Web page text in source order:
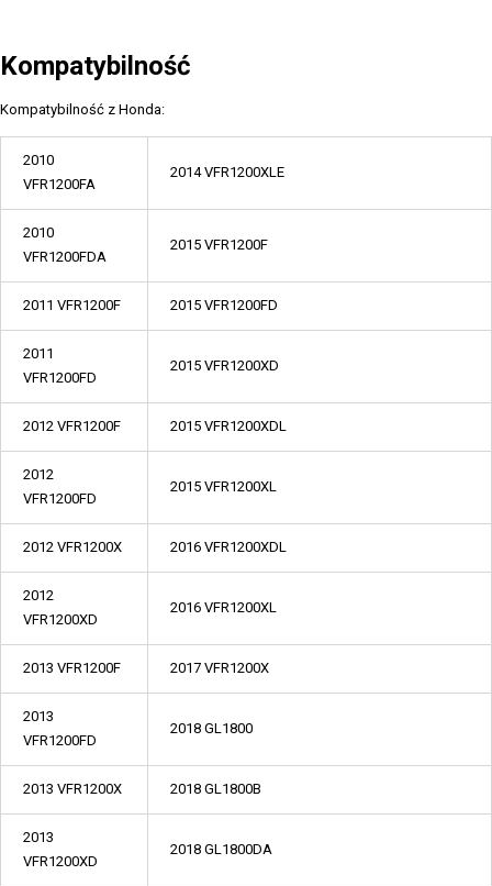
Kompatybilność
Kompatybilność z Honda:
2010
VFR1200FA
2014 VFR1200XLE
2010
VFR1200FDA
2015 VFR1200F
2011 VFR1200F 2015 VFR1200FD
2011
VFR1200FD
2015 VFR1200XD
2012 VFR1200F 2015 VFR1200XDL
2012
VFR1200FD
2015 VFR1200XL
2012 VFR1200X 2016 VFR1200XDL
2012
VFR1200XD
2016 VFR1200XL
2013 VFR1200F 2017 VFR1200X
2013
VFR1200FD
2018 GL1800
2013 VFR1200X 2018 GL1800B
2013
VFR1200XD
2018 GL1800DA